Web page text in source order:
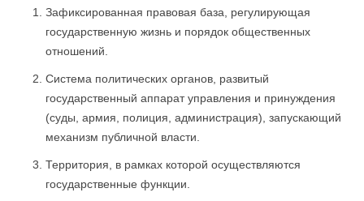
Зафиксированная правовая база, регулирующая
государственную жизнь и порядок общественных
отношений.
Система политических органов, развитый
государственный аппарат управления и принуждения
(суды, армия, полиция, администрация), запускающий
механизм публичной власти.
Территория, в рамках которой осуществляются
государственные функции.